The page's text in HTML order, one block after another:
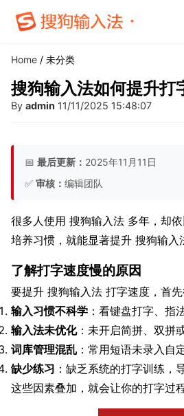
Home / 未分类
搜狗输入法如何提升打
By admin 11/11/2025 15:48:07
📅 最后更新： 2025年11月11日
✅ 审核： 编辑团队
很多人使用 搜狗输入法 多年，却
培养习惯，就能显著提升 搜狗输
了解打字速度慢的原因
要提升 搜狗输入法 打字速度，首
输入习惯不科学 ：看键盘打字、指
输入法未优化：未开启简拼、双拼
词库管理混乱 ：常用短语未录入自
缺少练习 ：缺乏系统的打字训练，
这些因素叠加，就会让你的打字过程